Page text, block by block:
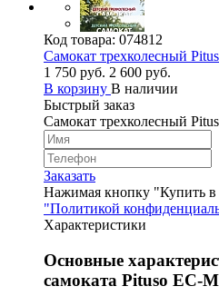
Код товара: 074812
Самокат трехколесный
1 750 руб. 2 600 руб.
В корзину В наличии
Быстрый заказ
Самокат трехколесный
Заказать
Нажимая кнопку "Купить в
"Политикой
Характеристики
Основные
самоката Pituso EC-